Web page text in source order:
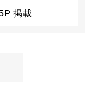
掲載